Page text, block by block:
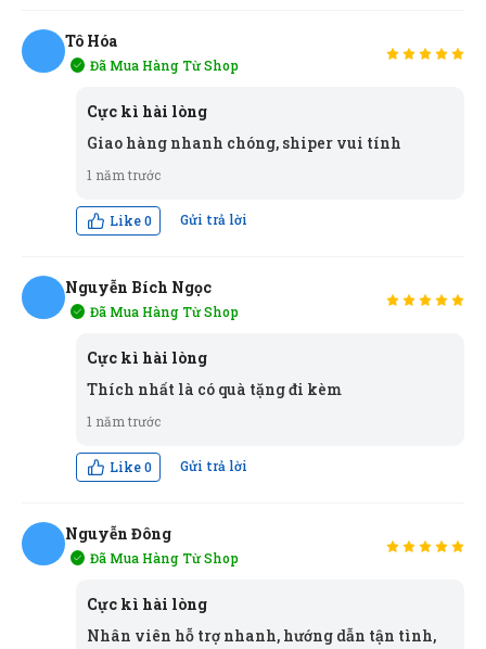
Tô Hóa
Đã Mua Hàng Từ Shop
Cực kì hài lòng
Giao hàng nhanh chóng, shiper vui tính
1 năm trước
Like0 Gửi trả lời
Nguyễn Bích Ngọc
Đã Mua Hàng Từ Shop
Cực kì hài lòng
Thích nhất là có quà tặng đi kèm
1 năm trước
Like0 Gửi trả lời
Nguyễn Đông
Đã Mua Hàng Từ Shop
Cực kì hài lòng
Nhân viên hỗ trợ nhanh, hướng dẫn tận tình,
XH
Xuân Hải
(Đánh giá 1 năm trước)
Trước đây cũng mua nhiều bên, từ ngày mua thử, rất
hài lòng về sản phẩm cũng như chất lượng
Công Định
Được người quen giới thiệu, sản phẩm thật, chất